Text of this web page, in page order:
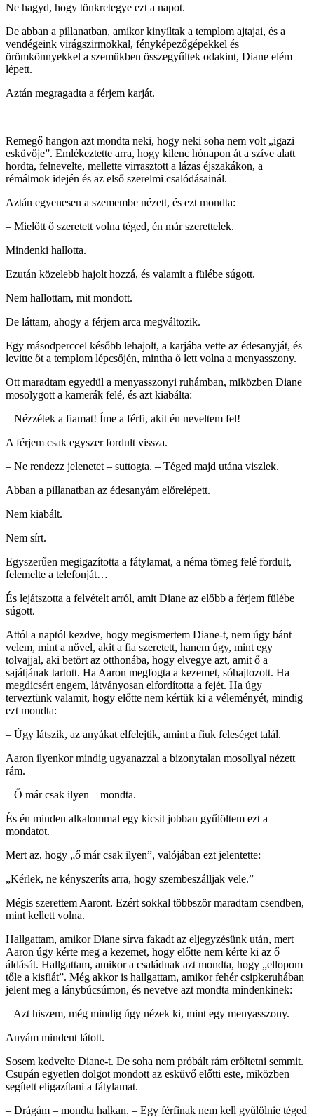
Ne hagyd, hogy tönkretegye ezt a napot.
De abban a pillanatban, amikor kinyíltak a templom ajtajai, és a
vendégeink virágszirmokkal, fényképezőgépekkel és
örömkönnyekkel a szemükben összegyűltek odakint, Diane elém
lépett.
Aztán megragadta a férjem karját.
Remegő hangon azt mondta neki, hogy neki soha nem volt „igazi
esküvője”. Emlékeztette arra, hogy kilenc hónapon át a szíve alatt
hordta, felnevelte, mellette virrasztott a lázas éjszakákon, a
rémálmok idején és az első szerelmi csalódásainál.
Aztán egyenesen a szemembe nézett, és ezt mondta:
– Mielőtt ő szeretett volna téged, én már szerettelek.
Mindenki hallotta.
Ezután közelebb hajolt hozzá, és valamit a fülébe súgott.
Nem hallottam, mit mondott.
De láttam, ahogy a férjem arca megváltozik.
Egy másodperccel később lehajolt, a karjába vette az édesanyját, és
levitte őt a templom lépcsőjén, mintha ő lett volna a menyasszony.
Ott maradtam egyedül a menyasszonyi ruhámban, miközben Diane
mosolygott a kamerák felé, és azt kiabálta:
– Nézzétek a fiamat! Íme a férfi, akit én neveltem fel!
A férjem csak egyszer fordult vissza.
– Ne rendezz jelenetet – suttogta. – Téged majd utána viszlek.
Abban a pillanatban az édesanyám előrelépett.
Nem kiabált.
Nem sírt.
Egyszerűen megigazította a fátylamat, a néma tömeg felé fordult,
felemelte a telefonját…
És lejátszotta a felvételt arról, amit Diane az előbb a férjem fülébe
súgott.
Attól a naptól kezdve, hogy megismertem Diane-t, nem úgy bánt
velem, mint a nővel, akit a fia szeretett, hanem úgy, mint egy
tolvajjal, aki betört az otthonába, hogy elvegye azt, amit ő a
sajátjának tartott. Ha Aaron megfogta a kezemet, sóhajtozott. Ha
megdicsért engem, látványosan elfordította a fejét. Ha úgy
terveztünk valamit, hogy előtte nem kértük ki a véleményét, mindig
ezt mondta:
– Úgy látszik, az anyákat elfelejtik, amint a fiuk feleséget talál.
Aaron ilyenkor mindig ugyanazzal a bizonytalan mosollyal nézett
rám.
– Ő már csak ilyen – mondta.
És én minden alkalommal egy kicsit jobban gyűlöltem ezt a
mondatot.
Mert az, hogy „ő már csak ilyen”, valójában ezt jelentette:
„Kérlek, ne kényszeríts arra, hogy szembeszálljak vele.”
Mégis szerettem Aaront. Ezért sokkal többször maradtam csendben,
mint kellett volna.
Hallgattam, amikor Diane sírva fakadt az eljegyzésünk után, mert
Aaron úgy kérte meg a kezemet, hogy előtte nem kérte ki az ő
áldását. Hallgattam, amikor a családnak azt mondta, hogy „ellopom
tőle a kisfiát”. Még akkor is hallgattam, amikor fehér csipkeruhában
jelent meg a lánybúcsúmon, és nevetve azt mondta mindenkinek:
– Azt hiszem, még mindig úgy nézek ki, mint egy menyasszony.
Anyám mindent látott.
Sosem kedvelte Diane-t. De soha nem próbált rám erőltetni semmit.
Csupán egyetlen dolgot mondott az esküvő előtti este, miközben
segített eligazítani a fátylamat.
– Drágám – mondta halkan. – Egy férfinak nem kell gyűlölnie téged